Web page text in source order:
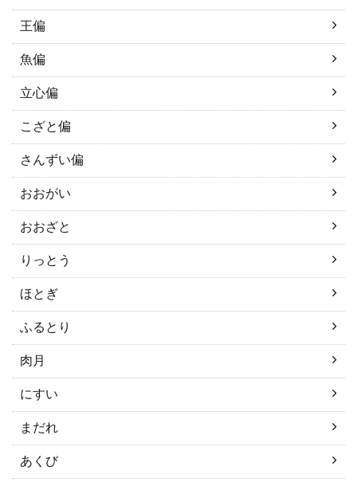
王偏
魚偏
立心偏
こざと偏
さんずい偏
おおがい
おおざと
りっとう
ほとぎ
ふるとり
肉月
にすい
まだれ
あくび